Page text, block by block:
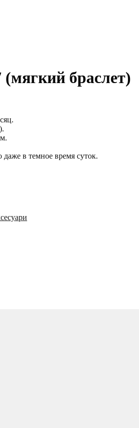
браслет)
в темное время суток.